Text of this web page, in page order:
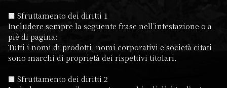
■ Sfruttamento dei diritti 1
Includere sempre la seguente frase nell’intestazione o a
piè di pagina:
Tutti i nomi di prodotti, nomi corporativi e società citati
sono marchi di proprietà dei rispettivi titolari.
■ Sfruttamento dei diritti 2